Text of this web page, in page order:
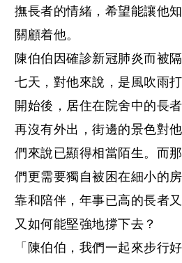
撫長者的情緒，希望能讓他
關顧着他。
陳伯伯因確診新冠肺炎而被
七天，對他來說，是風吹雨
開始後，居住在院舍中的長
再沒有外出，街邊的景色對他
們來說已顯得相當陌生。而
們更需要獨自被困在細小的
靠和陪伴，年事已高的長者
又如何能堅強地撐下去？
「陳伯伯，我們一起來步行